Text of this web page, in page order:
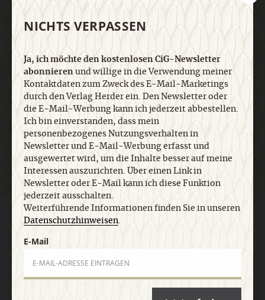
Informationen finden Sie in unseren
Datenschutzhinweisen.
E-Mail
Jetzt anmelden
AGB und Widerrufsbelehrung
Impressum
Vertrag widerrufen
NICHTS VERPASSEN
Ja, ich möchte den kostenlosen CiG-Newsletter
abonnierenund willige in die Verwendung meiner
Kontaktdaten zum Zweck des E-Mail-Marketings
durch den Verlag Herder ein. Den Newsletter oder
die E-Mail-Werbung kann ich jederzeit abbestellen.
Ich bin einverstanden, dass mein
personenbezogenes Nutzungsverhalten in
Newsletter und E-Mail-Werbung erfasst und
ausgewertet wird, um die Inhalte besser auf meine
Interessen auszurichten. Über einen Link in
Newsletter oder E-Mail kann ich diese Funktion
jederzeit ausschalten.
Weiterführende Informationen finden Sie in unseren
Datenschutzhinweisen.
E-Mail